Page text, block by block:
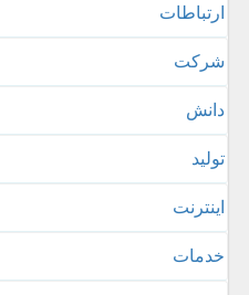
ارتباطات
شركت
دانش
تولید
اینترنت
خدمات